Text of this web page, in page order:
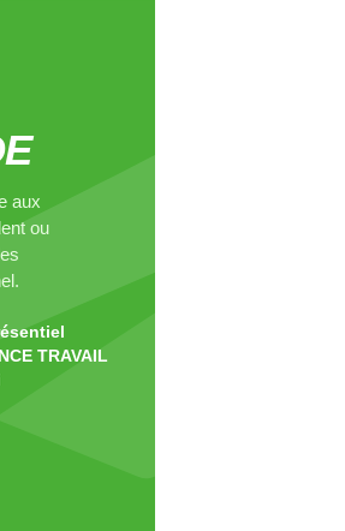
aux
ou
TRAVAIL